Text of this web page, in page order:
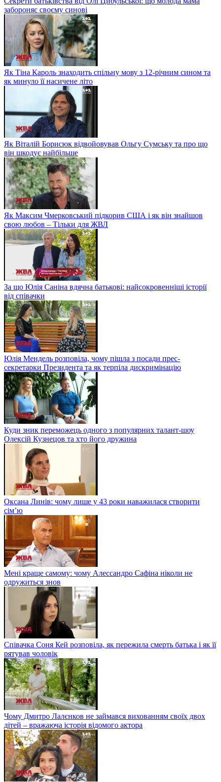
забороняє своєму синові
Як Тіна Кароль знаходить спільну мову з 12-річним сином та
як минуло її насичене літо
Як Віталій Борисюк відвойовував Ольгу Сумську та про що
він шкодує найбільше
Як Максим Чмерковський підкорив США і як він знайшов
свою любов – Тільки для ЖВЛ
За що Юлія Саніна вдячна батькові: найсокровенніші історії
від співачки
Юлія Мендель розповіла, чому пішла з посади прес-
секретарки Президента та як терпіла дискримінацію
Куди зник переможець одного з популярних талант-шоу
Олексій Кузнецов та хто його дружина
Оксана Линів: чому лише у 43 роки наважилася створити
сім’ю
Мені краще самому: чому Алессандро Сафіна ніколи не
одружиться знов
Співачка Соня Кей розповіла, як пережила смерть батька і як її
рятував чоловік
Чому Дмитро Лалєнков не займався вихованням своїх двох
дітей – вражаюча історія відомого актора